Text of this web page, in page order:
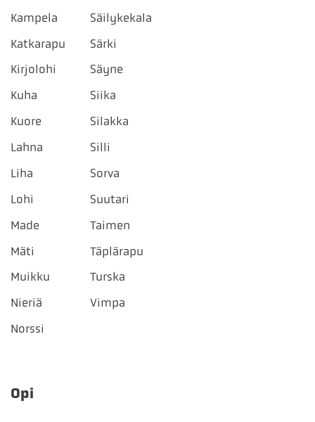
Kampela
Katkarapu
Kirjolohi
Kuha
Kuore
Lahna
Liha
Lohi
Made
Mäti
Muikku
Nieriä
Norssi
Säilykekala
Särki
Säyne
Siika
Silakka
Silli
Sorva
Suutari
Taimen
Täplärapu
Turska
Vimpa
Opi